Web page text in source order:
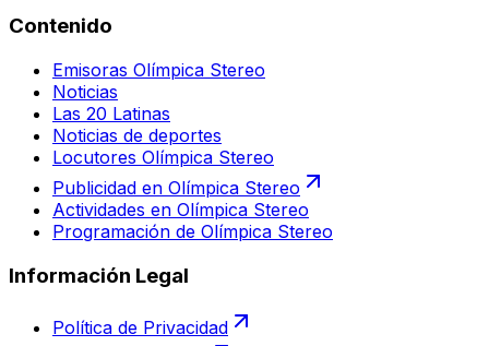
Contenido
Emisoras Olímpica Stereo
Noticias
Las 20 Latinas
Noticias de deportes
Locutores Olímpica Stereo
Publicidad en Olímpica Stereo
Actividades en Olímpica Stereo
Programación de Olímpica Stereo
Información Legal
Política de Privacidad